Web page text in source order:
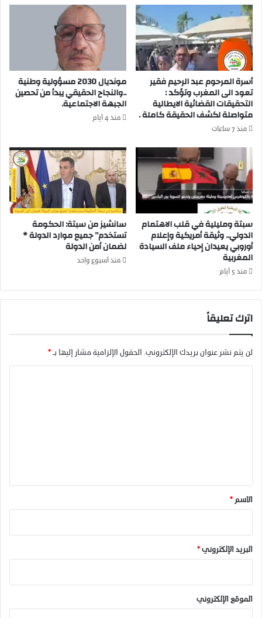
ا
و
ا
ل
ر
ب
ك
ة
ل
ف
ا
ه
م
د
ا
ل
م
و
ا
ر
ل
ي
ض
ا
ء
ي
و
د
ي
ا
3
أسرة المرحوم عبد الرحيم فقير
تعود الى المغرب وتؤكد :
التحقيقات القضائية الايطالية
متواصلة لكشف الحقيقة كاملة .
منذ 7 ساعات
مونديال 2030 مسؤولية وطنية
..والنجاح الحقيقي يبدأ من تحصين
الجبهة الاجتماعية.
منذ 4 أيام
سبتة ومليلية في قلب الاهتمام
الدولي.. وثيقة أمريكية وإعلام
أوروبي يعيدان إحياء ملف السيادة
المغربية
منذ 5 أيام
سانشيز من سبتة: الحكومة
تستخدم” جميع موارد الدولة *
لضمان أمن الدولة
منذ أسبوع واحد
اترك تعليقاً
لن يتم نشر عنوان بريدك الإلكتروني. الحقول الإلزامية مشار إليها بـ *
*الاسم *
البريد الإلكتروني *
الموقع الإلكتروني